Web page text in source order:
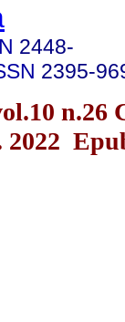
2448-
2395-
n.26